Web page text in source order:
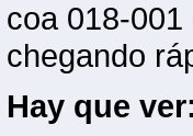
coa 018-
chegando
Hay que ver: